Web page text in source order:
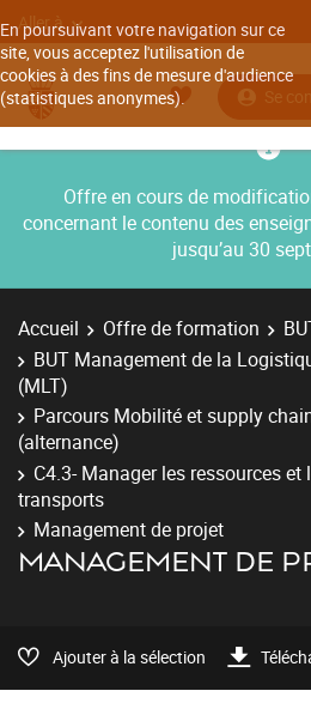
En poursuivant votre navigation sur ce
site, vous acceptez l'utilisation de
cookies à des fins de mesure d'audience
(statistiques anonymes).
Aller à
Se
Offre en cours de
concernant le contenu des
jusqu’au 30
Accueil Offre de formation
BUT Management de la
(MLT)
Parcours Mobilité et supply
(alternance)
C4.3- Manager les ressources
transports
Management de projet
MANAGEMENT DE
Ajouter à la sélection